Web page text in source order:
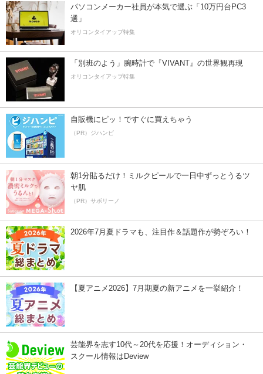
パソコンメーカー社員が本気で選ぶ「10万円台PC3
選」
オリコンタイアップ特集
「別班のよう」腕時計で『VIVANT』の世界観再現
オリコンタイアップ特集
自販機にピッ！ですぐに買えちゃう
（PR）ジハンピ
朝1分貼るだけ！ミルクピールで一日中ずっとうるツ
ヤ肌
（PR）サボリーノ
2026年7月夏ドラマも、注目作＆話題作が勢ぞろい！
【夏アニメ2026】7月期夏の新アニメを一挙紹介！
芸能界を志す10代～20代を応援！オーディション・
スクール情報はDeview